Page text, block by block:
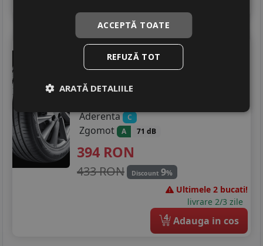
MileverSport pro ma352
215/50 R18 92W
Aderenta C
Zgomot A 71 dB
394 RON
433 RON Discount 9%
Ultimele 2 bucati!
livrare 2/3 zile
4 Adauga in cos
ACCEPTĂ TOATE
REFUZĂ TOT
ARATĂ DETALIILE